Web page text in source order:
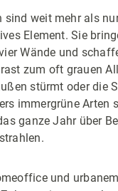
weit mehr als
Element. Sie
Wände und
zum oft grauen
stürmt oder die
immergrüne Arten
ganze Jahr über
und